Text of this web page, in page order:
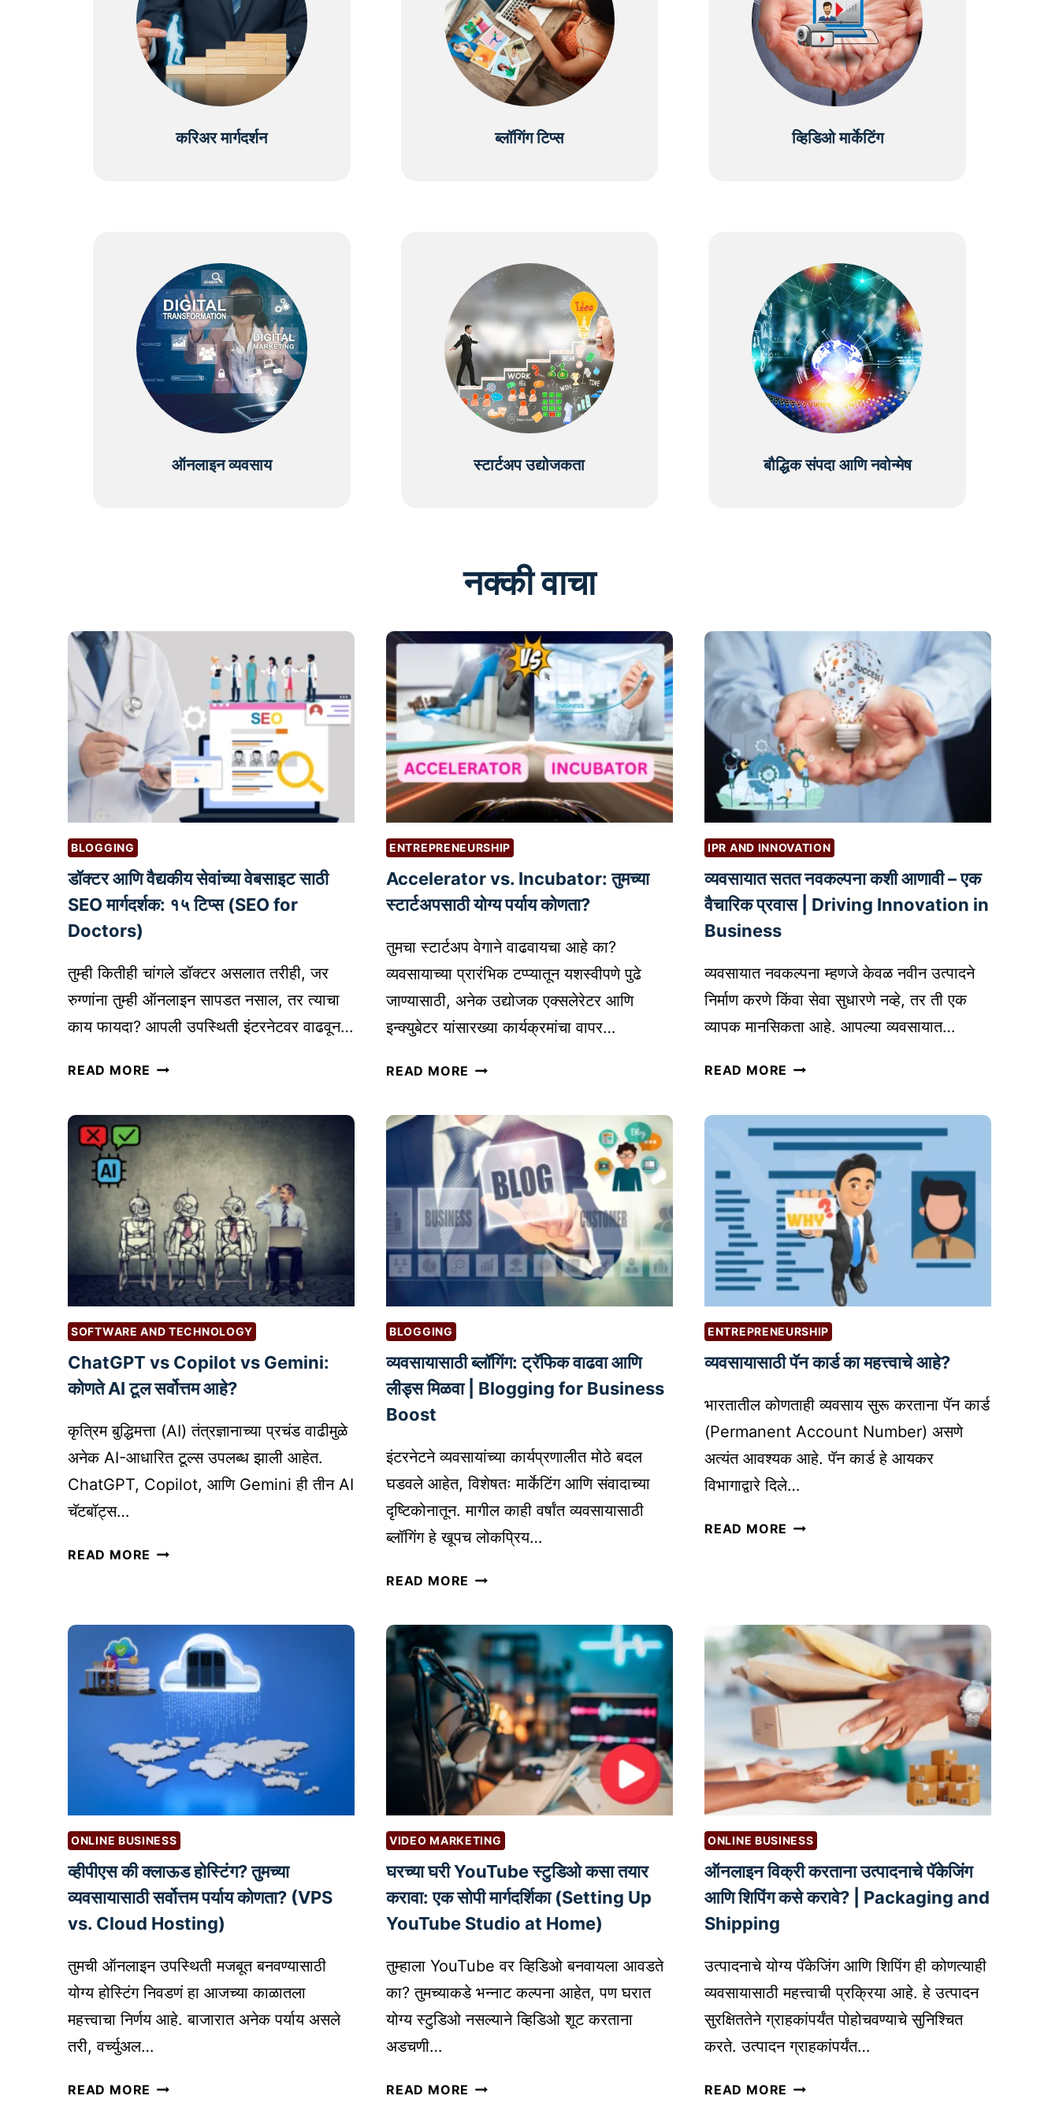
करिअर मार्गदर्शन ब्लॉगिंग टिप्स व्हिडिओ मार्केटिंग
ऑनलाइन व्यवसाय स्टार्टअप उद्योजकता बौद्धिक संपदा आणि नवोन्मेष
नक्की वाचा
BLOGGING
डॉक्टर आणि वैद्यकीय सेवांच्या वेबसाइट साठी
SEO मार्गदर्शक: १५ टिप्स (SEO for
Doctors)
तुम्ही कितीही चांगले डॉक्टर असलात तरीही, जर
रुग्णांना तुम्ही ऑनलाइन सापडत नसाल, तर त्याचा
काय फायदा? आपली उपस्थिती इंटरनेटवर वाढवून…
READ MORE डॉ
आ
णि
वै
की
य
से
वां
च्या
वे
ब
सा
इ
सा
ठी
E
र्ग
५
(
S
E
O
F
O
R
D
O
T
R
S
ENTREPRENEURSHIP
Accelerator vs. Incubator: तुमच्या
स्टार्टअपसाठी योग्य पर्याय कोणता?
तुमचा स्टार्टअप वेगाने वाढवायचा आहे का?
व्यवसायाच्या प्रारंभिक टप्प्यातून यशस्वीपणे पुढे
जाण्यासाठी, अनेक उद्योजक एक्सलेरेटर आणि
इन्क्युबेटर यांसारख्या कार्यक्रमांचा वापर…
READ MORE A
E
L
E
R
A
O
R
I
B
T
O
R
तु
स्टा
र्ट
अ
प
सा
यो
ग्य
प
र्या
य
को
ण
ता
IPR AND INNOVATION
व्यवसायात सतत नवकल्पना कशी आणावी – एक
वैचारिक प्रवास | Driving Innovation in
Business
व्यवसायात नवकल्पना म्हणजे केवळ नवीन उत्पादने
निर्माण करणे किंवा सेवा सुधारणे नव्हे, तर ती एक
व्यापक मानसिकता आहे. आपल्या व्यवसायात…
READ MORE व्य
या
त
स
त
त
न
व
क
ना
क
शी
णा
वी
ए
क
चा
स
|
D
R
V
I
I
N
N
O
T
O
N
I
B
SOFTWARE AND TECHNOLOGY
ChatGPT vs Copilot vs Gemini:
कोणते AI टूल सर्वोत्तम आहे?
कृत्रिम बुद्धिमत्ता (AI) तंत्रज्ञानाच्या प्रचंड वाढीमुळे
अनेक AI-आधारित टूल्स उपलब्ध झाली आहेत.
ChatGPT, Copilot, आणि Gemini ही तीन AI
चॅटबॉट्स…
READ MORE C
T
V
C
O
P
I
O
T
V
G
M
I
N
BLOGGING
व्यवसायासाठी ब्लॉगिंग: ट्रॅफिक वाढवा आणि
लीड्स मिळवा | Blogging for Business
Boost
इंटरनेटने व्यवसायांच्या कार्यप्रणालीत मोठे बदल
घडवले आहेत, विशेषतः मार्केटिंग आणि संवादाच्या
दृष्टिकोनातून. मागील काही वर्षांत व्यवसायासाठी
ब्लॉगिंग हे खूपच लोकप्रिय…
READ MORE व्य
या
सा
ठी
ब्लॉ
गिं
:
ट्रॅ
फि
क
वा
ढ
वा
आ
ली
मि
ळ
B
ENTREPRENEURSHIP
व्यवसायासाठी पॅन कार्ड का महत्त्वाचे आहे?
भारतातील कोणताही व्यवसाय सुरू करताना पॅन कार्ड
(Permanent Account Number) असणे
अत्यंत आवश्यक आहे. पॅन कार्ड हे आयकर
विभागाद्वारे दिले…
READ MORE व्य
ठी
पॅ
न
का
म
ह
त्त्वा
आ
हे
?
ONLINE BUSINESS
व्हीपीएस की क्लाऊड होस्टिंग? तुमच्या
व्यवसायासाठी सर्वोत्तम पर्याय कोणता? (VPS
vs. Cloud Hosting)
तुमची ऑनलाइन उपस्थिती मजबूत बनवण्यासाठी
योग्य होस्टिंग निवडणं हा आजच्या काळातला
महत्त्वाचा निर्णय आहे. बाजारात अनेक पर्याय असले
तरी, वर्च्युअल…
READ MORE व्ही
VIDEO MARKETING
घरच्या घरी YouTube स्टुडिओ कसा तयार
करावा: एक सोपी मार्गदर्शिका (Setting Up
YouTube Studio at Home)
तुम्हाला YouTube वर व्हिडिओ बनवायला आवडते
का? तुमच्याकडे भन्नाट कल्पना आहेत, पण घरात
योग्य स्टुडिओ नसल्याने व्हिडिओ शूट करताना
अडचणी…
READ MORE घ
ONLINE BUSINESS
ऑनलाइन विक्री करताना उत्पादनाचे पॅकेजिंग
आणि शिपिंग कसे करावे? | Packaging and
Shipping
उत्पादनाचे योग्य पॅकेजिंग आणि शिपिंग ही कोणत्याही
व्यवसायासाठी महत्त्वाची प्रक्रिया आहे. हे उत्पादन
सुरक्षिततेने ग्राहकांपर्यंत पोहोचवण्याचे सुनिश्चित
करते. उत्पादन ग्राहकांपर्यंत…
READ MORE ऑ